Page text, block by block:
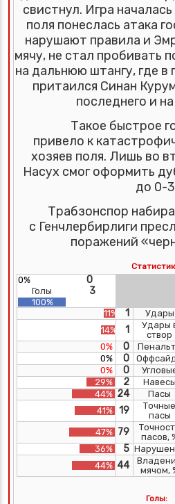
свистнул. Игра
поля понеслась атака
нарушают правила и
мячу, не стал пробивать
на дальнюю штангу, где в
притаился Синан
последнего и
Такое быстрое
привело к
хозяев поля. Лишь во
Насух смог оформить
до 0-
Трабзонспор
с Генчлербирлиги
поражений
0% 0
Голы 3
100%
11%
1 Удары
14%
1
Удары
створ
0%
0
0%
0
0%
0
29%
2 Навесы
44% 24 Пасы
41% 19
Точные
пасы
47% 79
пасов,
36%
5
44% 44
мячом,
Голы: